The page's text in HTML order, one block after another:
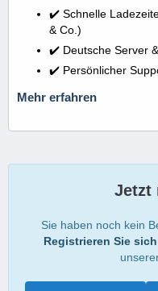
✔️ Schnelle
& Co.)
✔️ Deutsche Server
✔️ Persönlicher
Mehr erfahren
Jetzt
Sie haben noch kein
Registrieren Sie